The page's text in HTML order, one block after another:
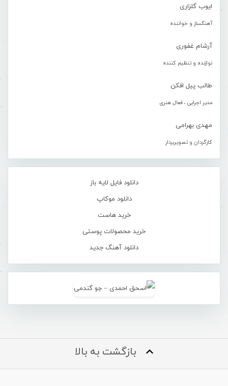
ایوب گلزاری
آهنگساز و خواننده
آرشام غفوری
نوازنده و تنظیم کننده
طالب پیل افکن
مدیر اجرایی ، فعال هنری
مهدی بهرامی
کارگردان و تصویربردار
دانلود فایل لایه باز
دانلود موکاپ
خرید هاست
خرید محصولات پوستی
دانلود آهنگ جدید
بازگشت به بالا